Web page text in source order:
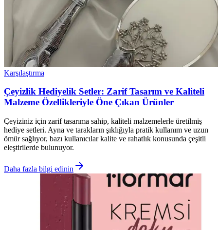
Karşılaştırma
Çeyizlik Hediyelik Setler: Zarif Tasarım ve Kaliteli
Malzeme Özellikleriyle Öne Çıkan Ürünler
Çeyiziniz için zarif tasarıma sahip, kaliteli malzemelerle üretilmiş
hediye setleri. Ayna ve tarakların şıklığıyla pratik kullanım ve uzun
ömür sağlıyor, bazı kullanıcılar kalite ve rahatlık konusunda çeşitli
eleştirilerde bulunuyor.
Daha fazla bilgi edinin